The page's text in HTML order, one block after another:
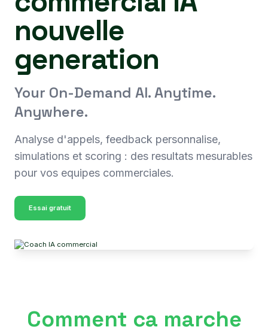
nouvelle
generation
Your On-Demand AI. Anytime.
Anywhere.
Analyse d'appels, feedback personnalise,
simulations et scoring : des resultats mesurables
pour vos equipes commerciales.
Essai gratuit
Comment ca marche